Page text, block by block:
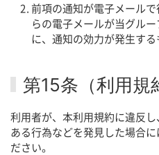
前項の通知が電子メール
らの電子メールが当グル
に、通知の効力が発生する
第15条（利用規
利用者が、本利用規約に違反
ある行為などを発見した場合
ださい。